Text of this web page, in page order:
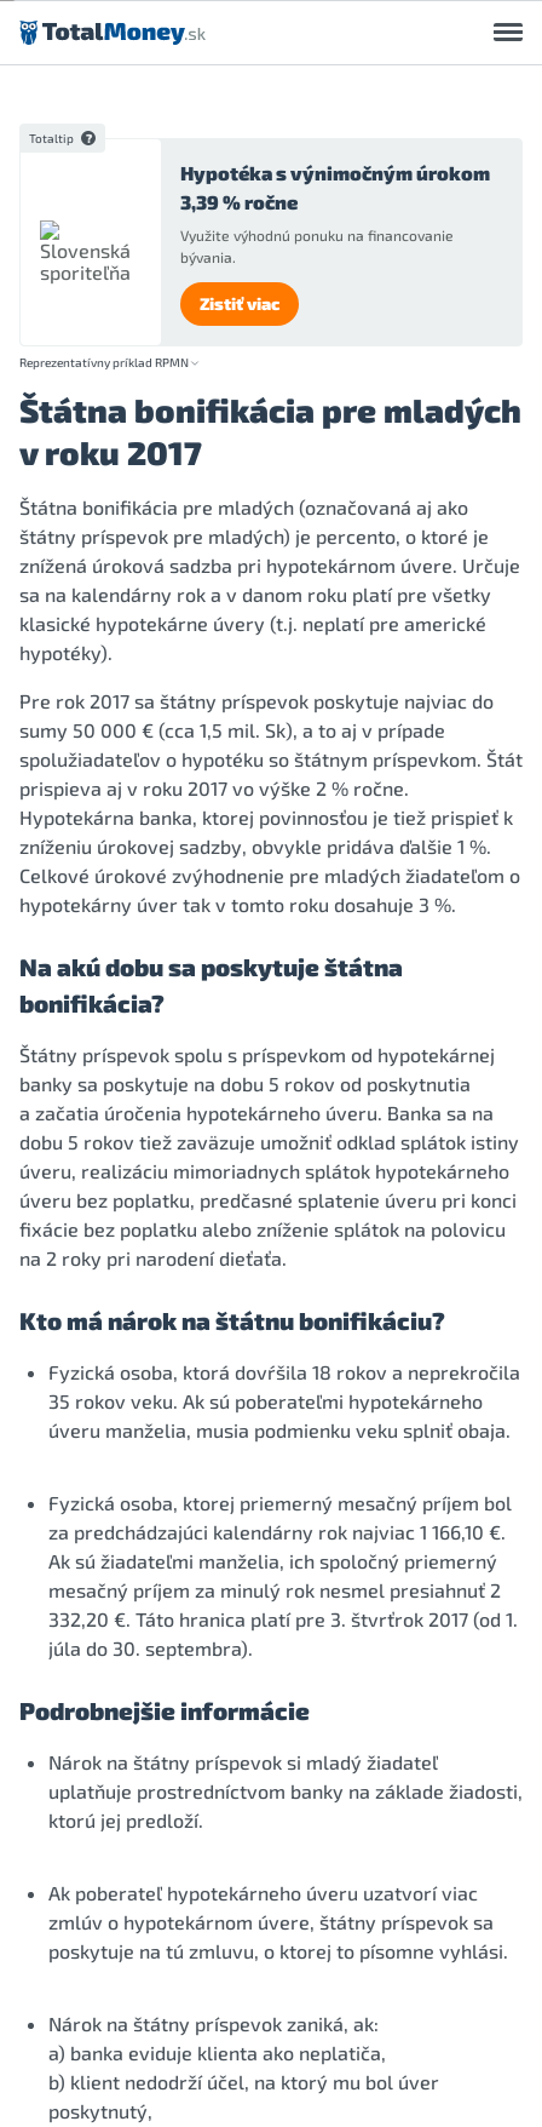
Preskočiť na obsah
Totaltip
Hypotéka s výnimočným úrokom
3,39 % ročne
Využite výhodnú ponuku na financovanie
bývania.
Zistiť viac
Reprezentatívny príklad RPMN
Štátna bonifikácia pre mladých
v roku 2017
Štátna bonifikácia pre mladých (označovaná aj ako
štátny príspevok pre mladých) je percento, o ktoré je
znížená úroková sadzba pri hypotekárnom úvere. Určuje
sa na kalendárny rok a v danom roku platí pre všetky
klasické hypotekárne úvery (t.j. neplatí pre americké
hypotéky).
Pre rok 2017 sa štátny príspevok poskytuje najviac do
sumy 50 000 € (cca 1,5 mil. Sk), a to aj v prípade
spolužiadateľov o hypotéku so štátnym príspevkom. Štát
prispieva aj v roku 2017 vo výške 2 % ročne.
Hypotekárna banka, ktorej povinnosťou je tiež prispieť k
zníženiu úrokovej sadzby, obvykle pridáva ďalšie 1 %.
Celkové úrokové zvýhodnenie pre mladých žiadateľom o
hypotekárny úver tak v tomto roku dosahuje 3 %.
Na akú dobu sa poskytuje štátna
bonifikácia?
Štátny príspevok spolu s príspevkom od hypotekárnej
banky sa poskytuje na dobu 5 rokov od poskytnutia
a začatia úročenia hypotekárneho úveru. Banka sa na
dobu 5 rokov tiež zaväzuje umožniť odklad splátok istiny
úveru, realizáciu mimoriadnych splátok hypotekárneho
úveru bez poplatku, predčasné splatenie úveru pri konci
fixácie bez poplatku alebo zníženie splátok na polovicu
na 2 roky pri narodení dieťaťa.
Kto má nárok na štátnu bonifikáciu?
Fyzická osoba, ktorá dovŕšila 18 rokov a neprekročila
35 rokov veku. Ak sú poberateľmi hypotekárneho
úveru manželia, musia podmienku veku splniť obaja.
Fyzická osoba, ktorej priemerný mesačný príjem bol
za predchádzajúci kalendárny rok najviac 1 166,10 €.
Ak sú žiadateľmi manželia, ich spoločný priemerný
mesačný príjem za minulý rok nesmel presiahnuť 2
332,20 €. Táto hranica platí pre 3. štvrťrok 2017 (od 1.
júla do 30. septembra).
Podrobnejšie informácie
Nárok na štátny príspevok si mladý žiadateľ
uplatňuje prostredníctvom banky na základe žiadosti,
ktorú jej predloží.
Ak poberateľ hypotekárneho úveru uzatvorí viac
zmlúv o hypotekárnom úvere, štátny príspevok sa
poskytuje na tú zmluvu, o ktorej to písomne vyhlási.
Nárok na štátny príspevok zaniká, ak:
a) banka eviduje klienta ako neplatiča,
b) klient nedodrží účel, na ktorý mu bol úver
poskytnutý,